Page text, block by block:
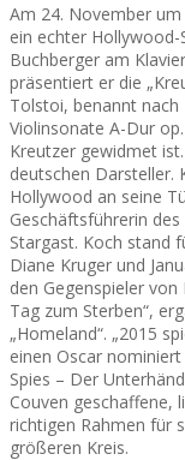
Am 24. November
ein echter
Buchberger am
präsentiert er die
Tolstoi, benannt
Violinsonate A-Dur
Kreutzer gewidmet
deutschen Darsteller.
Hollywood an seine
Geschäftsführerin
Stargast. Koch stand
Diane Kruger und
den Gegenspieler
Tag zum Sterben“,
„Homeland“. „2015
einen Oscar
Spies – Der
Couven geschaffene,
richtigen Rahmen für
größeren Kreis.